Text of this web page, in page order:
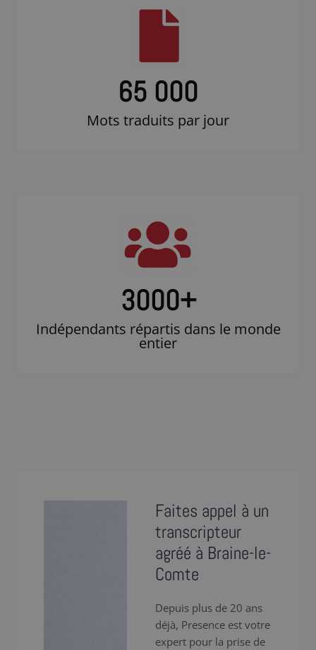
65 000
Mots traduits par jour
3000+
Indépendants répartis dans le monde
entier
Faites appel à un
transcripteur
agréé à Braine-le-
Comte
Depuis plus de 20 ans
déjà, Presence est votre
expert pour la prise de